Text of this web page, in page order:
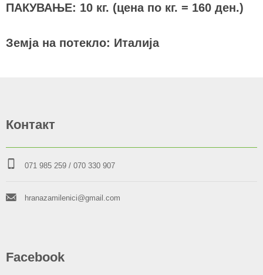
ПАКУВАЊЕ: 10 кг. (цена по кг. = 160 ден.)
Земја на потекло: Италија
Контакт
071 985 259 / 070 330 907
hranazamilenici@gmail.com
Facebook